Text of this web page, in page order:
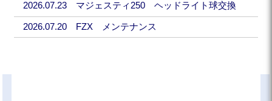
2026.07.23 マジェスティ250 ヘッドライト球交換
2026.07.20 FZX メンテナンス